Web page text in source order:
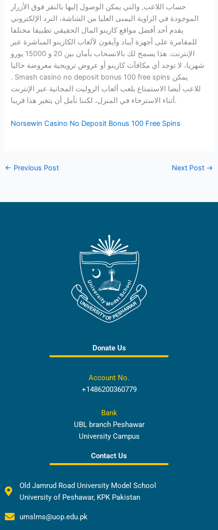
حساب اللاعب, والتي يمكن الوصول إليها بالنقر فوق الأزرار
الموجودة في الزاوية اليمنى العليا من الشاشة، النرد الإلكتروني
يقدم أحد أفضل مواقع كازينو المال الحقيقي تطبيقا مختلفا
للمقامرة على أجهزة آيباد وآيفون لألعاب الكازينو المباشرة عبر
الإنترنت. هذا يسمح لك بالانسحاب بأمان بين 20 و 15000 يورو
شهريا، لا توجد أي مكافآت كازينو أو عروض ترويجية معروضة حاليا
. Smash casino no deposit bonus 100 free spins يمكن
للاعب أيضا الاستمتاع بلعب ألعاب الروليت المجانية عبر الإنترنت
أثناء الاسترخاء في المنزل، لكننا نأمل أن يتغير هذا قريبا.
Norsewin Casino No Deposit Bonus 100 Free Spins
← Previous Post Next Post →
Donate Us
Account No.
+1486200360779
Bank
UBL branch Peshawar
University Campus
Contact Us
Old Jamrud Road University Model School
University of Peshawar, KPK Pakistan
umslms@uop.edu.pk